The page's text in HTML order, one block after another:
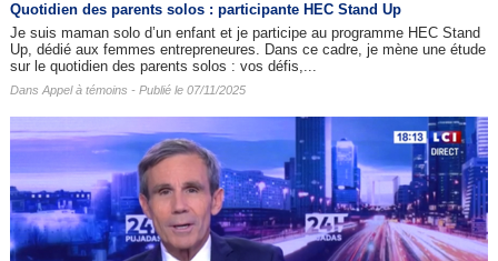
Quotidien des parents solos : participante HEC Stand Up
Je suis maman solo d’un enfant et je participe au programme HEC Stand
Up, dédié aux femmes entrepreneures. Dans ce cadre, je mène une étude
sur le quotidien des parents solos : vos défis,...
Dans Appel à témoins - Publié le 07/11/2025